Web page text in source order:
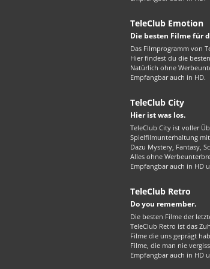
TeleClub Emotion
Die besten Filme für
Das Filmprogramm von
Hier findest du die
Natürlich ohne
Empfangbar auch in HD.
TeleClub City
Hier ist was los.
TeleClub City ist voller
Spielfilmunterhaltung mit
Dazu Mystery, Fantasy,
Alles ohne
Empfangbar auch in HD
TeleClub Retro
Do you remember.
Die besten Filme der
TeleClub Retro ist das
Filme die uns geprägt
Filme, die man nie
Empfangbar auch in HD